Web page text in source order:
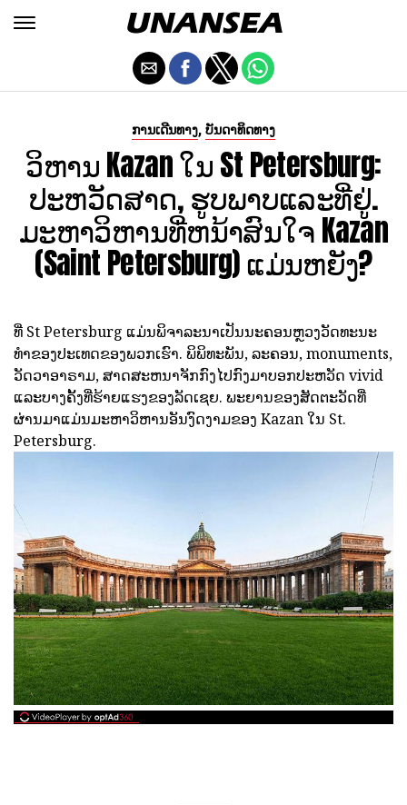
ການເດີນທາງ, ບັນດາທິດທາງ
ວິຫານ Kazan ໃນ St Petersburg:
ປະຫວັດສາດ, ຮູບພາບແລະທີ່ຢູ່.
ມະຫາວິຫານທີ່ຫນ້າສົນໃຈ Kazan
(Saint Petersburg) ແມ່ນຫຍັງ?
ທີ່ St Petersburg ແມ່ນພິຈາລະນາເປັນນະຄອນຫຼວງວັດທະນະ
ທໍາຂອງປະເທດຂອງພວກເຮົາ. ພິພິທະພັນ, ລະຄອນ, monuments,
ວັດວາອາຣາມ, ສາດສະຫນາຈັກກົງໄປກົງມາບອກປະຫວັດ vivid
ແລະບາງຄັ້ງທີ່ຮ້າຍແຮງຂອງລັດເຊຍ. ພະຍານຂອງສັດຕະວັດທີ່
ຜ່ານມາແມ່ນມະຫາວິຫານອັນງົດງາມຂອງ Kazan ໃນ St.
Petersburg.